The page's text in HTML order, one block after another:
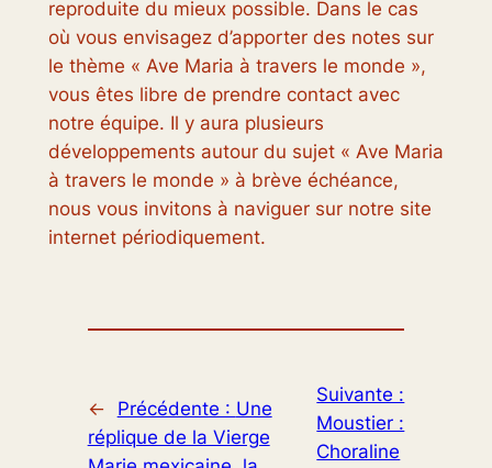
reproduite du mieux possible. Dans le cas
où vous envisagez d’apporter des notes sur
le thème « Ave Maria à travers le monde »,
vous êtes libre de prendre contact avec
notre équipe. Il y aura plusieurs
développements autour du sujet « Ave Maria
à travers le monde » à brève échéance,
nous vous invitons à naviguer sur notre site
internet périodiquement.
← Précédente : Une
réplique de la Vierge
Suivante :
Moustier :
Choraline